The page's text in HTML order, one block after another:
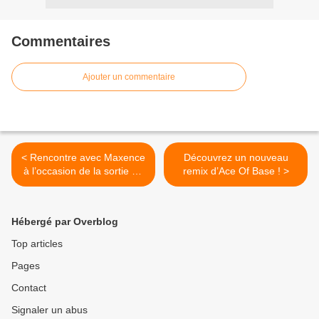
Commentaires
Ajouter un commentaire
< Rencontre avec Maxence
à l’occasion de la sortie de
son premier album baptisé
Découvrez un nouveau
remix d’Ace Of Base ! >
Hébergé par Overblog
Top articles
Pages
Contact
Signaler un abus